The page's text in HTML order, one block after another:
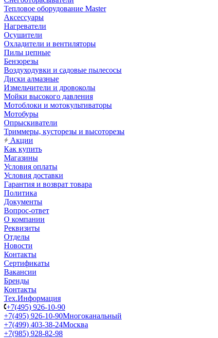
Тепловое оборудование Master
Аксессуары
Нагреватели
Осушители
Охладители и вентиляторы
Пилы цепные
Бензорезы
Воздуходувки и садовые пылесосы
Диски алмазные
Измельчители и дровоколы
Мойки высокого давления
Мотоблоки и мотокультиваторы
Мотобуры
Опрыскиватели
Триммеры, кусторезы и высоторезы
Акции
Как купить
Магазины
Условия оплаты
Условия доставки
Гарантия и возврат товара
Политика
Документы
Вопрос-ответ
О компании
Реквизиты
Отделы
Новости
Контакты
Сертификаты
Вакансии
Бренды
Контакты
Тех.Информация
+7(495) 926-10-90
+7(495) 926-10-90Многоканальный
+7(499) 403-38-24Москва
+7(985) 928-82-98